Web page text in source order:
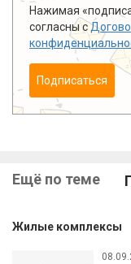
Нажимая
согласны с
Подписаться
Ещё по теме
Жилые комплексы